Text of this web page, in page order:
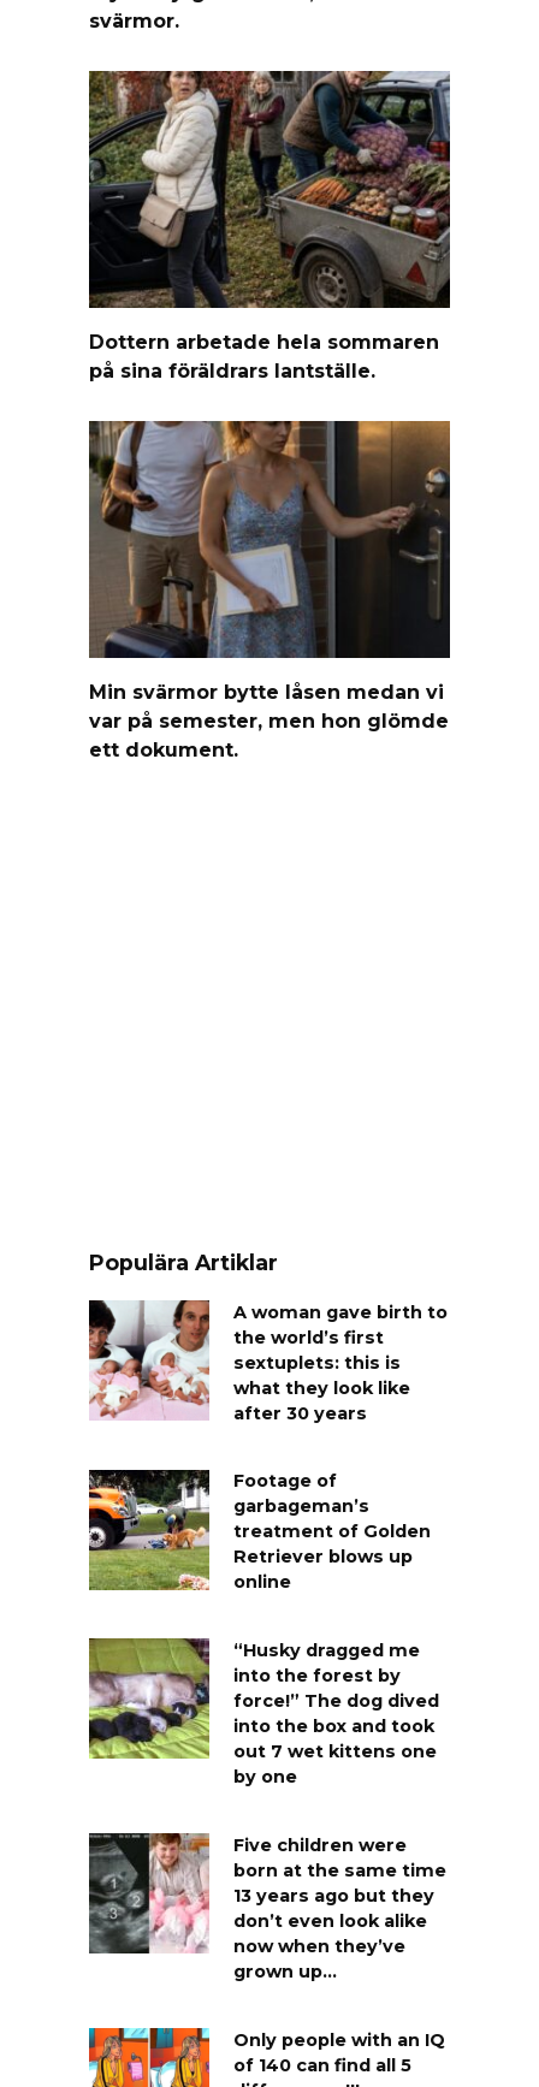
svärmor.
Dottern arbetade hela sommaren
på sina föräldrars lantställe.
Min svärmor bytte låsen medan vi
var på semester, men hon glömde
ett dokument.
Populära Artiklar
A woman gave birth to
the world’s first
sextuplets: this is
what they look like
after 30 years
Footage of
garbageman’s
treatment of Golden
Retriever blows up
online
“Husky dragged me
into the forest by
force!” The dog dived
into the box and took
out 7 wet kittens one
by one
Five children were
born at the same time
13 years ago but they
don’t even look alike
now when they’ve
grown up…
Only people with an IQ
of 140 can find all 5